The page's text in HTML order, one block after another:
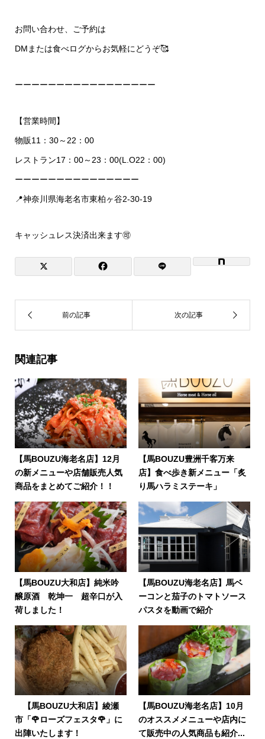
お問い合わせ、ご予約は
DMまたは食べログからお気軽にどうぞ🥰
ーーーーーーーーーーーーーーーーー
【営業時間】
物販11：30～22：00
レストラン17：00～23：00(L.O22：00)
ーーーーーーーーーーーーーーー
📍神奈川県海老名市東柏ヶ谷2-30-19
キャッシュレス決済出来ます🉑
関連記事
【馬BOUZU海老名店】12月
の新メニューや店舗販売人気
商品をまとめてご紹介！！
【馬BOUZU豊洲千客万来
店】食べ歩き新メニュー「炙
り馬ハラミステーキ」
【馬BOUZU大和店】純米吟
醸原酒 乾坤一 超辛口が入
荷しました！
【馬BOUZU海老名店】馬ベ
ーコンと茄子のトマトソース
パスタを動画で紹介
【馬BOUZU大和店】綾瀬
市「🌹ローズフェスタ🌹」に
出陣いたします！
【馬BOUZU海老名店】10月
のオススメメニューや店内に
て販売中の人気商品も紹介...